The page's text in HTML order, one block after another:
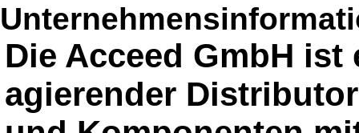
Die Acceed GmbH
agierender